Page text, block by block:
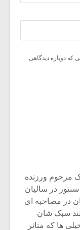
که دوباره دیدگاهی
مرحوم ورزنده
سنتور در سالیان
در مصاحبه ای
سبک شان
ها که متاثر